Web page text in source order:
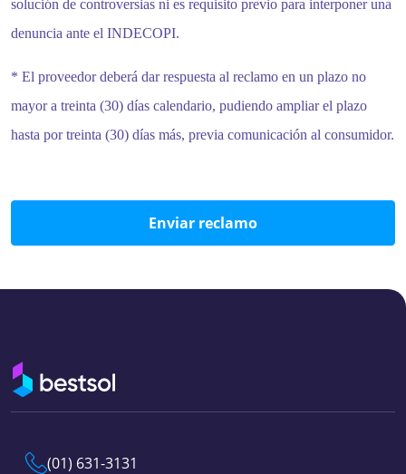
solución de controversias ni es requisito previo para interponer una
denuncia ante el INDECOPI.
* El proveedor deberá dar respuesta al reclamo en un plazo no
mayor a treinta (30) días calendario, pudiendo ampliar el plazo
hasta por treinta (30) días más, previa comunicación al consumidor.
Enviar reclamo
(01) 631-3131